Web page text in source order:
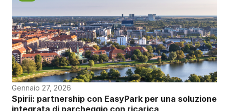
Gennaio 27, 2026
Spirii: partnership con EasyPark per una soluzione